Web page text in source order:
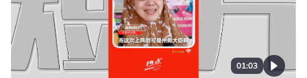
01:03